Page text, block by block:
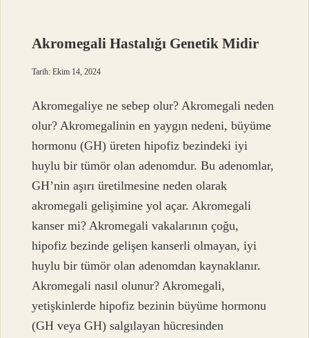
Akromegali Hastalığı Genetik Midir
Tarih: Ekim 14, 2024
Akromegaliye ne sebep olur? Akromegali neden
olur? Akromegalinin en yaygın nedeni, büyüme
hormonu (GH) üreten hipofiz bezindeki iyi
huylu bir tümör olan adenomdur. Bu adenomlar,
GH’nin aşırı üretilmesine neden olarak
akromegali gelişimine yol açar. Akromegali
kanser mi? Akromegali vakalarının çoğu,
hipofiz bezinde gelişen kanserli olmayan, iyi
huylu bir tümör olan adenomdan kaynaklanır.
Akromegali nasıl olunur? Akromegali,
yetişkinlerde hipofiz bezinin büyüme hormonu
(GH veya GH) salgılayan hücresinden